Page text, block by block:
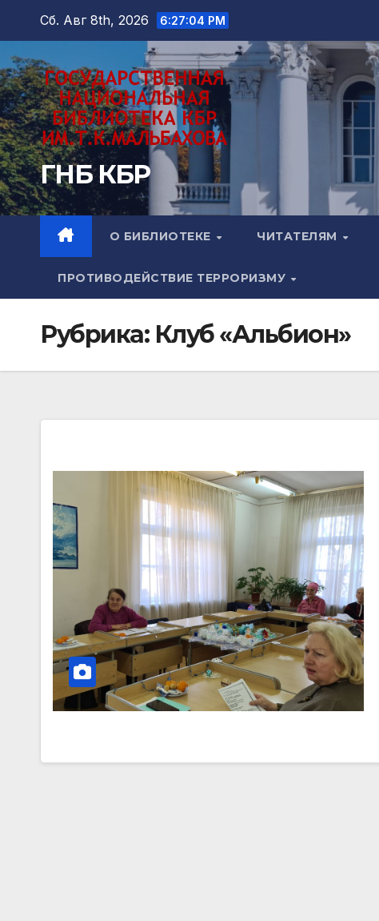
Перейти
содержимому
Сб. Авг 8th, 2026 6:27:06 PM
ГНБ КБР
О БИБЛИОТЕКЕ ЧИТАТЕЛЯМ
ПРОТИВОДЕЙСТВИЕ ТЕРРОРИЗМУ
Рубрика: Клуб «Альбион»